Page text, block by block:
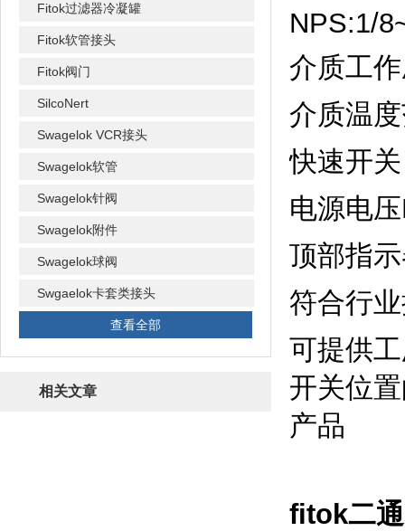
Fitok过滤器冷凝罐
Fitok软管接头
Fitok阀门
SilcoNert
Swagelok VCR接头
Swagelok软管
Swagelok针阀
Swagelok附件
Swagelok球阀
Swgaelok卡套类接头
查看全部
相关文章
NPS:1/
介质工
介质温
快速开关
电源电
顶部指
符合行
可提供
开关位
产品
fitok二